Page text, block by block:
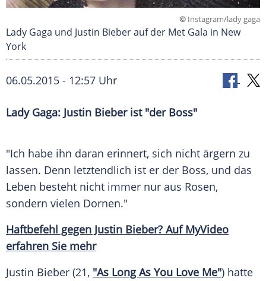
© Instagram/lady gaga
Lady Gaga und Justin Bieber auf der Met Gala in New
York
06.05.2015 - 12:57 Uhr
Lady Gaga: Justin Bieber ist "der Boss"
"Ich habe ihn daran erinnert, sich nicht ärgern zu
lassen. Denn letztendlich ist er der Boss, und das
Leben besteht nicht immer nur aus Rosen,
sondern vielen Dornen."
Haftbefehl gegen Justin Bieber? AufMyVideo
erfahren Sie mehr
Justin Bieber (21, "As Long As You Love Me") hatte